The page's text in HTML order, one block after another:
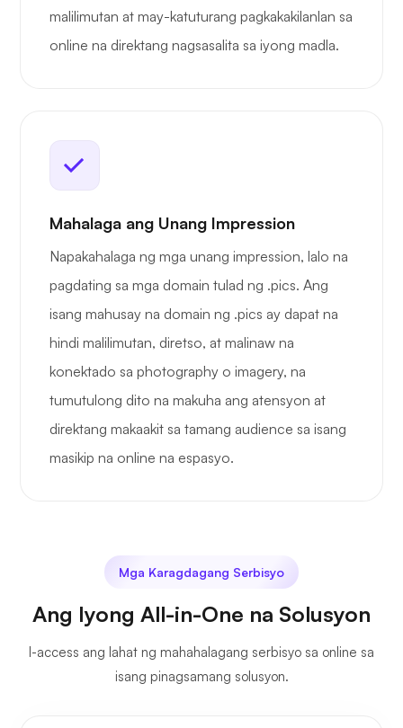
malilimutan at may-katuturang pagkakakilanlan sa
online na direktang nagsasalita sa iyong madla.
Mahalaga ang Unang Impression
Napakahalaga ng mga unang impression, lalo na
pagdating sa mga domain tulad ng .pics. Ang
isang mahusay na domain ng .pics ay dapat na
hindi malilimutan, diretso, at malinaw na
konektado sa photography o imagery, na
tumutulong dito na makuha ang atensyon at
direktang makaakit sa tamang audience sa isang
masikip na online na espasyo.
Mga Karagdagang Serbisyo
Ang Iyong All-in-One na Solusyon
I-access ang lahat ng mahahalagang serbisyo sa online sa
isang pinagsamang solusyon.